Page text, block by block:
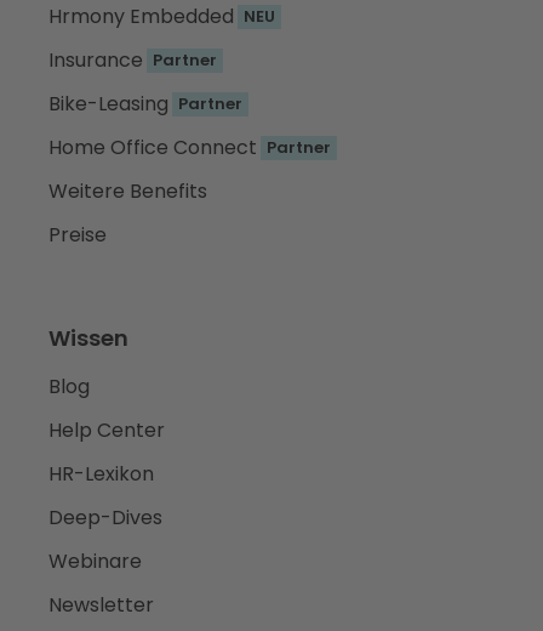
Hrmony Embedded NEU
Insurance Partner
Bike-Leasing Partner
Home Office Connect Partner
Weitere Benefits
Preise
Wissen
Blog
Help Center
HR-Lexikon
Deep-Dives
Webinare
Newsletter